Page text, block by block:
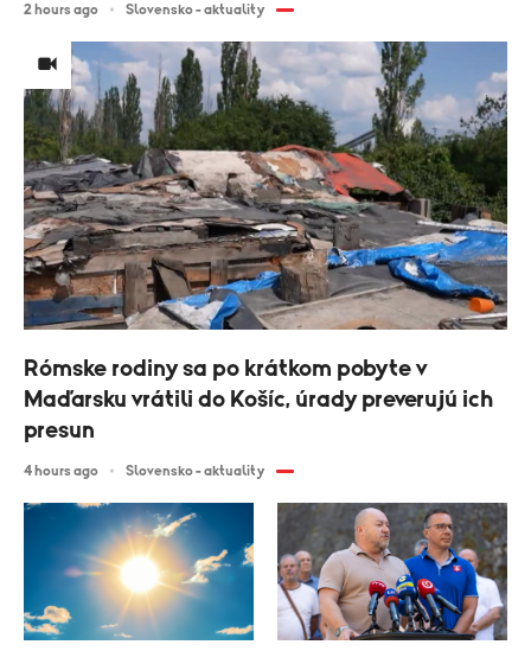
2 hours ago Slovensko - aktuality
Rómske rodiny sa po krátkom pobyte v
Maďarsku vrátili do Košíc, úrady preverujú ich
presun
4 hours ago Slovensko - aktuality